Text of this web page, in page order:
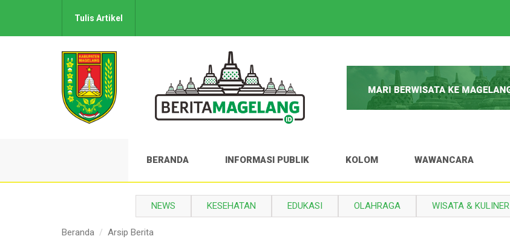
Tulis Artikel
BERANDA INFORMASI PUBLIK KOLOM WAWANCARA
NEWS KESEHATAN EDUKASI OLAHRAGA WISATA & KULINER
Beranda Arsip Berita